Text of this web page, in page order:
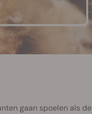
gaan spoelen als de